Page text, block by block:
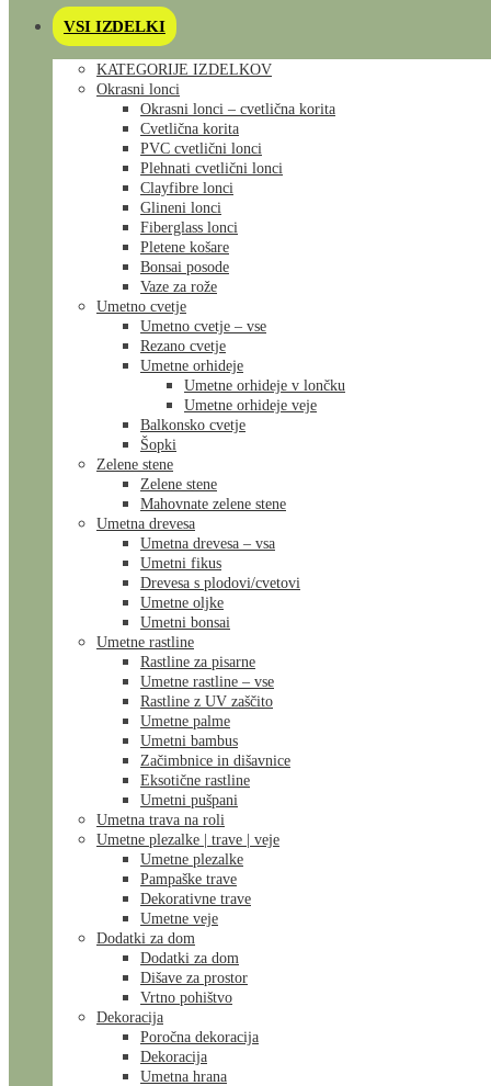
VSI IZDELKI
KATEGORIJE IZDELKOV
Okrasni lonci
Okrasni lonci – cvetlična korita
Cvetlična korita
PVC cvetlični lonci
Plehnati cvetlični lonci
Clayfibre lonci
Glineni lonci
Fiberglass lonci
Pletene košare
Bonsai posode
Vaze za rože
Umetno cvetje
Umetno cvetje – vse
Rezano cvetje
Umetne orhideje
Umetne orhideje v lončku
Umetne orhideje veje
Balkonsko cvetje
Šopki
Zelene stene
Zelene stene
Mahovnate zelene stene
Umetna drevesa
Umetna drevesa – vsa
Umetni fikus
Drevesa s plodovi/cvetovi
Umetne oljke
Umetni bonsai
Umetne rastline
Rastline za pisarne
Umetne rastline – vse
Rastline z UV zaščito
Umetne palme
Umetni bambus
Začimbnice in dišavnice
Eksotične rastline
Umetni pušpani
Umetna trava na roli
Umetne plezalke | trave | veje
Umetne plezalke
Pampaške trave
Dekorativne trave
Umetne veje
Dodatki za dom
Dodatki za dom
Dišave za prostor
Vrtno pohištvo
Dekoracija
Poročna dekoracija
Dekoracija
Umetna hrana